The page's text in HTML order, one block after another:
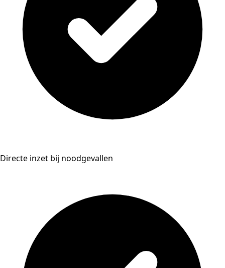
Directe inzet bij noodgevallen